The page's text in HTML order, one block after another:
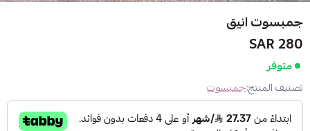
جمبسوت انيق
280 SAR
متوفر
تصنيف المنتج:جمبسوت